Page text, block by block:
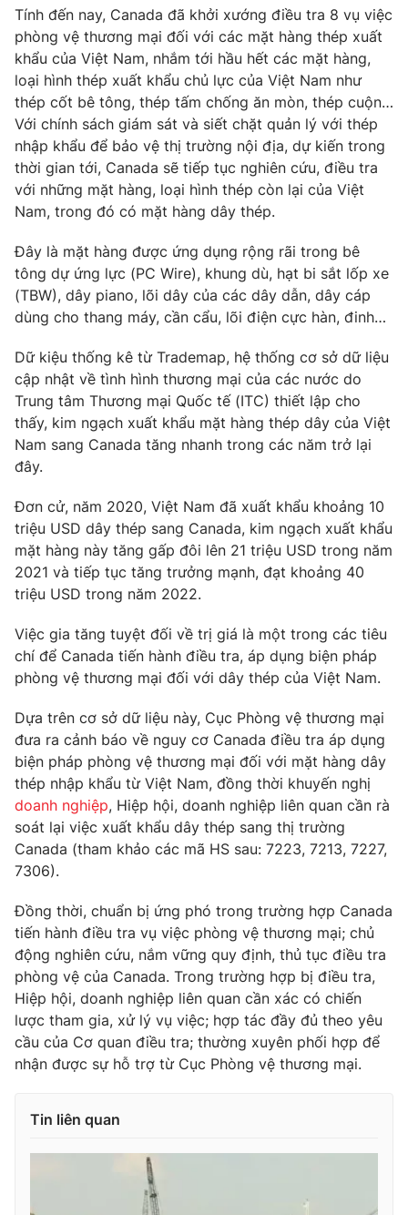
Hậu trường
Nhân vật
Khán giả
Giải sao mai
Giải trí
Điện ảnh
Âm nhạc
Sao
Đời sống
Du lịch
Làm đẹp
Chất lượng cuộc sống
Giáo dục
Tuyển sinh
Học trực tuyến
Công nghệ
Hitech Công nghệ tương lai
Sản phẩm
Thị trường
Tư vấn
Giao lưu trực tuyến
Lịch phát sóng
Emagazine Podcast
Photo Infographic
Video
VTV Money VTV Thể thao
VTV Sức khoẻ Bất động sản
Thị trường 24h Tấm lòng Việt
VTV4 Vươn mình bằng AI
VTV9 VTV8
Liên hệ tòa soạn English
Theo dõi báo trên
Cơ quan chủ quản:
Đài Truyền hình Việt Nam
Cơ quan báo chí:Thời báo VTV
Tổng Biên tập:Vũ Thanh Thủy
Phó Tổng Biên tập:Nguyễn Thị Mỹ Hạnh, Phạm Quốc Thắng,
024.38 355 931 - 024.38 355 932
Tính đến nay, Canada đã khởi xướng điều tra 8 vụ việc
phòng vệ thương mại đối với các mặt hàng thép xuất
khẩu của Việt Nam, nhắm tới hầu hết các mặt hàng,
loại hình thép xuất khẩu chủ lực của Việt Nam như
thép cốt bê tông, thép tấm chống ăn mòn, thép cuộn…
Với chính sách giám sát và siết chặt quản lý với thép
nhập khẩu để bảo vệ thị trường nội địa, dự kiến trong
thời gian tới, Canada sẽ tiếp tục nghiên cứu, điều tra
với những mặt hàng, loại hình thép còn lại của Việt
Nam, trong đó có mặt hàng dây thép.
Đây là mặt hàng được ứng dụng rộng rãi trong bê
tông dự ứng lực (PC Wire), khung dù, hạt bi sắt lốp xe
(TBW), dây piano, lõi dây của các dây dẫn, dây cáp
dùng cho thang máy, cần cẩu, lõi điện cực hàn, đinh…
Dữ kiệu thống kê từ Trademap, hệ thống cơ sở dữ liệu
cập nhật về tình hình thương mại của các nước do
Trung tâm Thương mại Quốc tế (ITC) thiết lập cho
thấy, kim ngạch xuất khẩu mặt hàng thép dây của Việt
Nam sang Canada tăng nhanh trong các năm trở lại
đây.
Đơn cử, năm 2020, Việt Nam đã xuất khẩu khoảng 10
triệu USD dây thép sang Canada, kim ngạch xuất khẩu
mặt hàng này tăng gấp đôi lên 21 triệu USD trong năm
2021 và tiếp tục tăng trưởng mạnh, đạt khoảng 40
triệu USD trong năm 2022.
Việc gia tăng tuyệt đối về trị giá là một trong các tiêu
chí để Canada tiến hành điều tra, áp dụng biện pháp
phòng vệ thương mại đối với dây thép của Việt Nam.
Dựa trên cơ sở dữ liệu này, Cục Phòng vệ thương mại
đưa ra cảnh báo về nguy cơ Canada điều tra áp dụng
biện pháp phòng vệ thương mại đối với mặt hàng dây
thép nhập khẩu từ Việt Nam, đồng thời khuyến nghị
doanh nghiệp, Hiệp hội, doanh nghiệp liên quan cần rà
soát lại việc xuất khẩu dây thép sang thị trường
Canada (tham khảo các mã HS sau: 7223, 7213, 7227,
7306).
Đồng thời, chuẩn bị ứng phó trong trường hợp Canada
tiến hành điều tra vụ việc phòng vệ thương mại; chủ
động nghiên cứu, nắm vững quy định, thủ tục điều tra
phòng vệ của Canada. Trong trường hợp bị điều tra,
Hiệp hội, doanh nghiệp liên quan cần xác có chiến
lược tham gia, xử lý vụ việc; hợp tác đầy đủ theo yêu
cầu của Cơ quan điều tra; thường xuyên phối hợp để
nhận được sự hỗ trợ từ Cục Phòng vệ thương mại.
Tin liên quan